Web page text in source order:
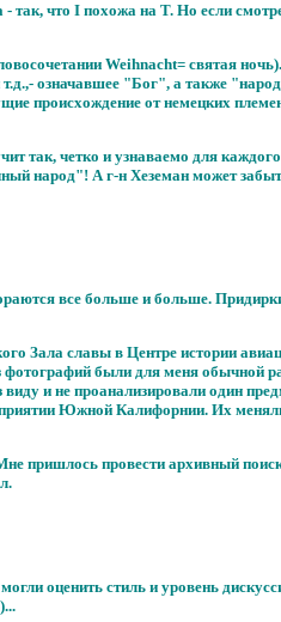
так, что I похожа на Т. Но если
Weihnacht= святая
означавшее "Бог", а также
происхождение от немецких
так, четко и узнаваемо для
народ"! А г-н Хеземан может
все больше и больше.
Зала славы в Центре истории
были для меня обычной
и не проанализировали один
Южной Калифорнии. Их
пришлось провести архивный
оценить стиль и уровень